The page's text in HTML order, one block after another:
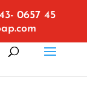
0657 45